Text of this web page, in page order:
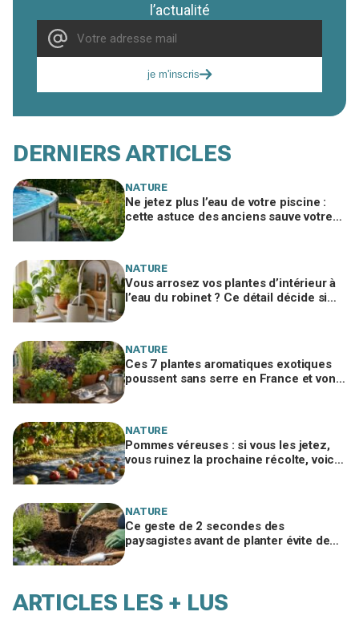
l’actualité
je m'inscris
DERNIERS ARTICLES
NATURE
Ne jetez plus l’eau de votre piscine :
cette astuce des anciens sauve votre
NATURE
Vous arrosez vos plantes d’intérieur à
l’eau du robinet ? Ce détail décide si
NATURE
Ces 7 plantes aromatiques exotiques
poussent sans serre en France et vont
NATURE
Pommes véreuses : si vous les jetez,
vous ruinez la prochaine récolte, voici
NATURE
Ce geste de 2 secondes des
paysagistes avant de planter évite de
ARTICLES LES + LUS